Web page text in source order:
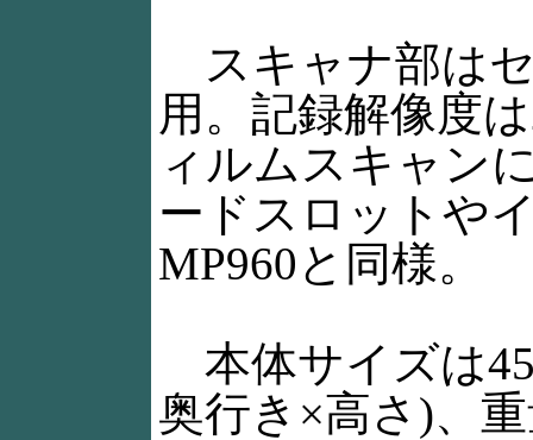
スキャナ部は
用。記録解像度
ィルムスキャン
ードスロットや
MP960と同様。
本体サイズは
奥行き×高さ)、